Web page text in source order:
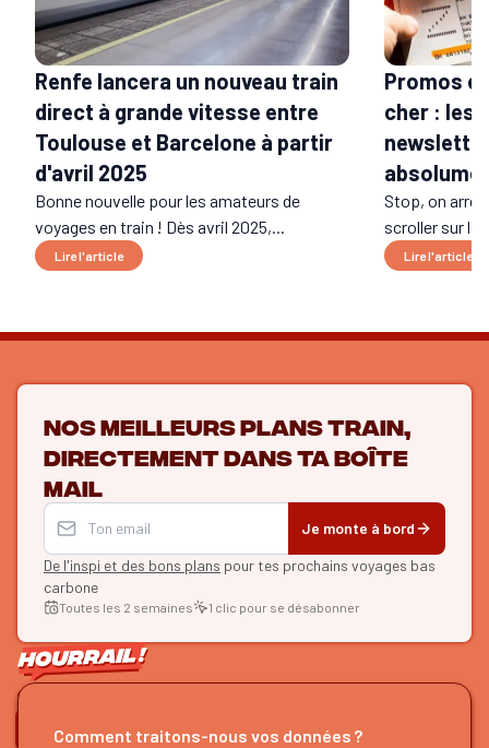
Renfe lancera un nouveau train
direct à grande vitesse entre
Toulouse et Barcelone à partir
d'avril 2025
Bonne nouvelle pour les amateurs de
voyages en train ! Dès avril 2025,...
Lire l'article
Promos
cher : les
Stop, on
scroller sur
Lire l'article
Nos meilleurs plans train,
directement dans ta boîte
mail
Je monte à bord
De l'inspi et des bons plans pour tes prochains voyages bas
carbone
Toutes les 2 semaines 1 clic pour se désabonner
ON SE SUIT ?
Comment traitons-nous vos données ?